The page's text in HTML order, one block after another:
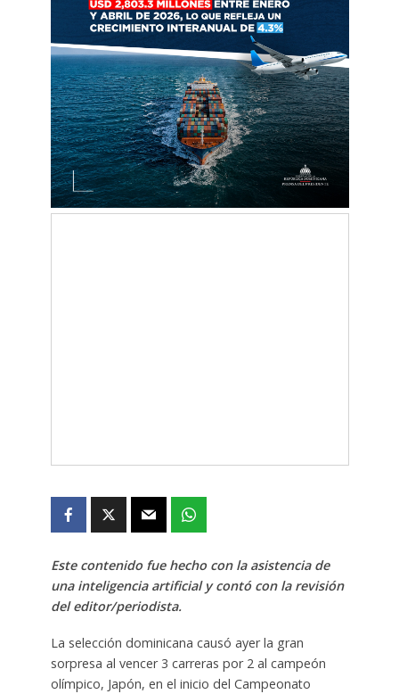
Este contenido fue hecho con la asistencia de
una inteligencia artificial y contó con la revisión
del editor/periodista.
La selección dominicana causó ayer la gran
sorpresa al vencer 3 carreras por 2 al campeón
olímpico, Japón, en el inicio del Campeonato